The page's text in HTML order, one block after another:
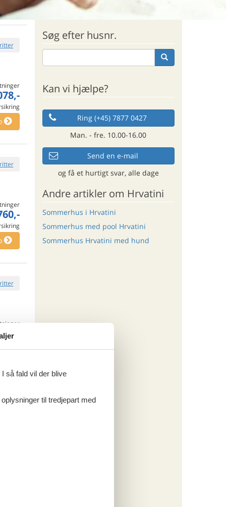
Søg efter husnr.
Kan vi hjælpe?
Ring (+45) 7877 0427
Man. - fre. 10.00-16.00
Send en e-mail
og få et hurtigt svar, alle dage
Andre artikler om Hrvatini
Sommerhus i Hrvatini
Sommerhus med pool Hrvatini
Sommerhus Hrvatini med hund
så fald vil der blive
til tredjepart med